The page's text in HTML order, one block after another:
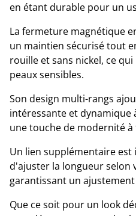
en étant durable pour un
La fermeture magnétique
un maintien sécurisé tout
rouille et sans nickel, ce
peaux sensibles.
Son design multi-rangs
intéressante et
une touche de modernité
Un lien supplémentaire
d'ajuster la longueur selon
garantissant un
Que ce soit pour un look